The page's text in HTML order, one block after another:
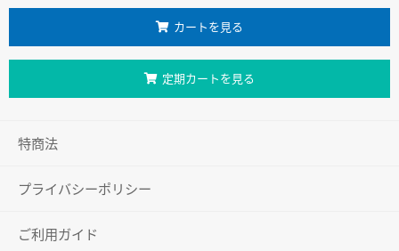
カートを見る
定期カートを見る
特商法
プライバシーポリシー
ご利用ガイド